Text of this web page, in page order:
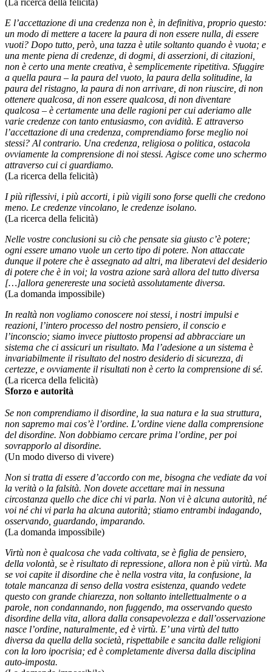
E l’accettazione di una credenza non è, in definitiva, proprio questo:
un modo di mettere a tacere la paura di non essere nulla, di essere
vuoti? Dopo tutto, però, una tazza è utile soltanto quando è vuota; e
una mente piena di credenze, di dogmi, di asserzioni, di citazioni,
non è certo una mente creativa, è semplicemente ripetitiva. Sfuggire
a quella paura – la paura del vuoto, la paura della solitudine, la
paura del ristagno, la paura di non arrivare, di non riuscire, di non
ottenere qualcosa, di non essere qualcosa, di non diventare
qualcosa – è certamente una delle ragioni per cui aderiamo alle
varie credenze con tanto entusiasmo, con avidità. E attraverso
l’accettazione di una credenza, comprendiamo forse meglio noi
stessi? Al contrario. Una credenza, religiosa o politica, ostacola
ovviamente la comprensione di noi stessi. Agisce come uno schermo
attraverso cui ci guardiamo.
(La ricerca della felicità)
I più riflessivi, i più accorti, i più vigili sono forse quelli che credono
meno. Le credenze vincolano, le credenze isolano.
(La ricerca della felicità)
Nelle vostre conclusioni su ciò che pensate sia giusto c’è potere;
ogni essere umano vuole un certo tipo di potere. Non attaccate
dunque il potere che è assegnato ad altri, ma liberatevi del desiderio
di potere che è in voi; la vostra azione sarà allora del tutto diversa
[…]allora generereste una società assolutamente diversa.
(La domanda impossibile)
In realtà non vogliamo conoscere noi stessi, i nostri impulsi e
reazioni, l’intero processo del nostro pensiero, il conscio e
l’inconscio; siamo invece piuttosto propensi ad abbracciare un
sistema che ci assicuri un risultato. Ma l’adesione a un sistema è
invariabilmente il risultato del nostro desiderio di sicurezza, di
certezze, e ovviamente il risultati non è certo la comprensione di sé.
(La ricerca della felicità)
Sforzo e autorità
Se non comprendiamo il disordine, la sua natura e la sua struttura,
non sapremo mai cos’è l’ordine. L’ordine viene dalla comprensione
del disordine. Non dobbiamo cercare prima l’ordine, per poi
sovrapporlo al disordine.
(Un modo diverso di vivere)
Non si tratta di essere d’accordo con me, bisogna che vediate da voi
la verità o la falsità. Non dovete accettare mai in nessuna
circostanza quello che dice chi vi parla. Non vi è alcuna autorità, né
voi né chi vi parla ha alcuna autorità; stiamo entrambi indagando,
osservando, guardando, imparando.
(La domanda impossibile)
Virtù non è qualcosa che vada coltivata, se è figlia de pensiero,
della volontà, se è risultato di repressione, allora non è più virtù. Ma
se voi capite il disordine che è nella vostra vita, la confusione, la
totale mancanza di senso della vostra esistenza, quando vedete
questo con grande chiarezza, non soltanto intellettualmente o a
parole, non condannando, non fuggendo, ma osservando questo
disordine della vita, allora dalla consapevolezza e dall’osservazione
nasce l’ordine, naturalmente, ed è virtù. E’ una virtù del tutto
diversa da quella della società, rispettabile e sancita dalle religioni
con la loro ipocrisia; ed è completamente diversa dalla disciplina
auto-imposta.